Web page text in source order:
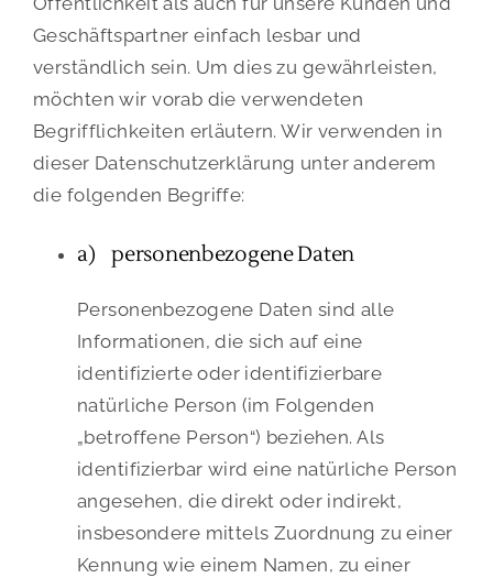
Geschäftspartner einfach lesbar und
verständlich sein. Um dies zu gewährleisten,
möchten wir vorab die verwendeten
Begrifflichkeiten erläutern. Wir verwenden in
dieser Datenschutzerklärung unter anderem
die folgenden Begriffe:
a) personenbezogene Daten
Personenbezogene Daten sind alle
Informationen, die sich auf eine
identifizierte oder identifizierbare
natürliche Person (im Folgenden
„betroffene Person“) beziehen. Als
identifizierbar wird eine natürliche Person
angesehen, die direkt oder indirekt,
insbesondere mittels Zuordnung zu einer
Kennung wie einem Namen, zu einer